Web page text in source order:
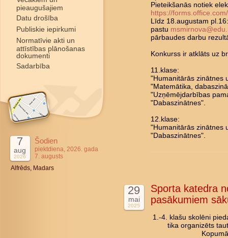
pieaugušajiem
Datu drošība
Publiskie iepirkumi
Normatīvie akti un
attīstības plānošanas
dokumenti
Sadarbība
7
aug
2026
Šodien
piektdiena, 2026. gada
7. augusts
Alfrēds, Madars
Pieteikšanās notiek
https://
Līdz 18.augustam
pastu
pārbaudes darbu
Konkurss ir atklāts uz
11.klase:
"Humanitārās zinātnes
"Matemātika,
"Uzņēmējdarbības
"Dabaszinātnes".
12.klase:
"Humanitārās zinātnes
"Dabaszinātnes".
29
mai
2025
Sporta katedra
pasākumiem
1.-4. klašu skolēni
tika organizēts